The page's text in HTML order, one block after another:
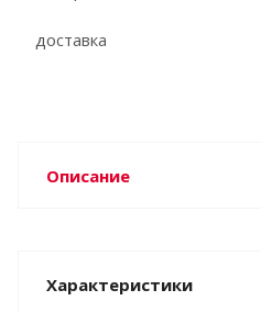
Описание
Характеристики